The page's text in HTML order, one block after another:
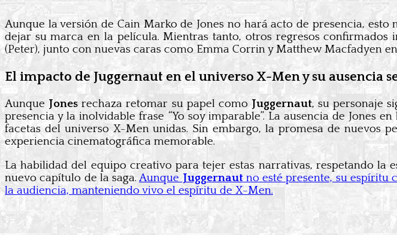
Aunque la versión de Cain Marko de Jones no hará acto de presencia,
dejar su marca en la película. Mientras tanto, otros regresos confirmados
(Peter), junto con nuevas caras como Emma Corrin y Matthew Macfadyen
El impacto de Juggernaut en el universo X-Men y su ausencia
Aunque Jones rechaza retomar su papel como Juggernaut, su personaje
presencia y la inolvidable frase “Yo soy imparable”. La ausencia de Jones
facetas del universo X-Men unidas. Sin embargo, la promesa de nuevos
experiencia cinematográfica memorable.
La habilidad del equipo creativo para tejer estas narrativas, respetando la
nuevo capítulo de la saga.Aunque Juggernautno esté presente, su espíritu
la audiencia, manteniendo vivo el espíritu de X-Men.